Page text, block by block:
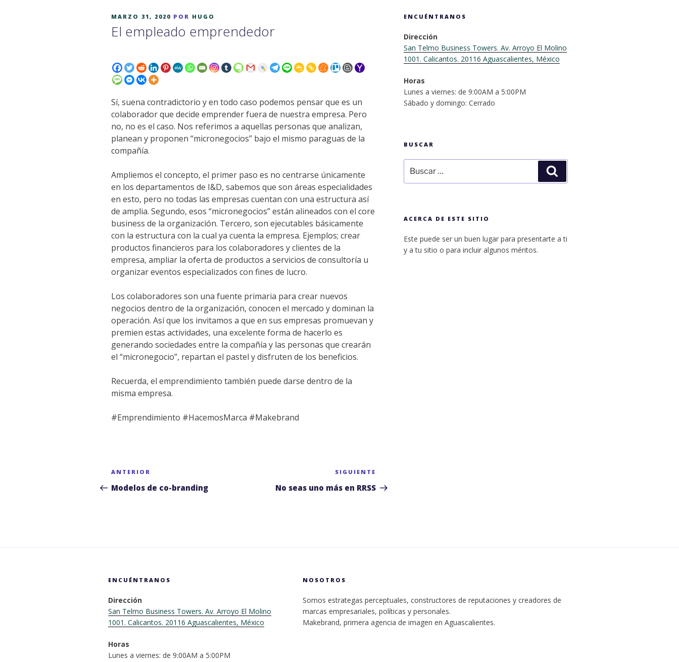
PUBLICADO
MARZO 31, 2020 POR HUGO
El empleado emprendedor
Sí, suena contradictorio y en todo caso podemos pensar que es un
colaborador que decide emprender fuera de nuestra empresa. Pero
no, no es el caso. Nos referimos a aquellas personas que analizan,
planean y proponen “micronegocios” bajo el mismo paraguas de la
compañía.
Ampliemos el concepto, el primer paso es no centrarse únicamente
en los departamentos de I&D, sabemos que son áreas especialidades
en esto, pero no todas las empresas cuentan con una estructura así
de amplia. Segundo, esos “micronegocios” están alineados con el core
business de la organización. Tercero, son ejecutables básicamente
con la estructura con la cual ya cuenta la empresa. Ejemplos; crear
productos financieros para los colaboradores y clientes de la
empresa, ampliar la oferta de productos a servicios de consultoría u
organizar eventos especializados con fines de lucro.
Los colaboradores son una fuente primaria para crear nuevos
negocios dentro de la organización, conocen el mercado y dominan la
operación. Así que los invitamos a que en sus empresas promuevan y
premien estas actividades, una excelente forma de hacerlo es
generando sociedades entre la compañía y las personas que crearán
el “micronegocio”, repartan el pastel y disfruten de los beneficios.
Recuerda, el emprendimiento también puede darse dentro de la
misma empresa.
#Emprendimiento #HacemosMarca #Makebrand
Navegación
de
Entrada
anterior:
ANTERIOR
Modelos de co-branding
entrada
SIGUIENTE
No seas uno más en RRSS
ENCUÉNTRANOS
Dirección
San Telmo Business Towers. Av. Arroyo El Molino
1001. Calicantos. 20116 Aguascalientes, México
Horas
Lunes a viernes: de 9:00AM a 5:00PM
Sábado y domingo: Cerrado
BUSCAR
por:
ACERCA DE ESTE SITIO
Este puede ser un buen lugar para presentarte a ti
y a tu sitio o para incluir algunos méritos.
ENCUÉNTRANOS
Dirección
San Telmo Business Towers. Av. Arroyo El Molino
1001. Calicantos. 20116 Aguascalientes, México
Horas
Lunes a viernes: de 9:00AM a 5:00PM
NOSOTROS
Somos estrategas perceptuales, constructores de reputaciones y creadores de
marcas empresariales, políticas y personales.
Makebrand, primera agencia de imagen en Aguascalientes.